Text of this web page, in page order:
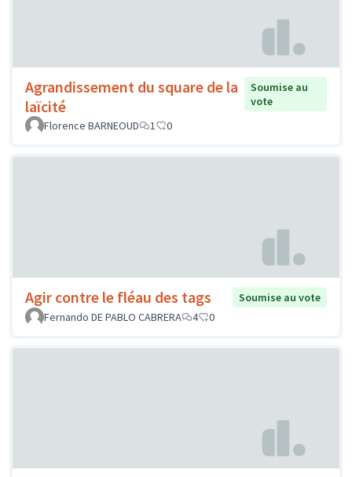
Agrandissement du square de la
laïcité
Soumise au
vote
Florence BARNEOUD
1 0
Agir contre le fléau des tags
Soumise au vote
Fernando DE PABLO CABRERA
4 0